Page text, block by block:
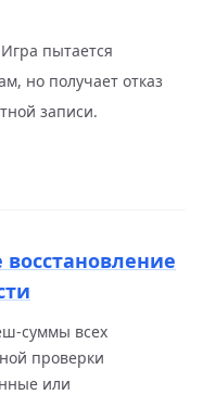
пытается
но получает отказ
записи.
восстановление
суммы всех
проверки
или